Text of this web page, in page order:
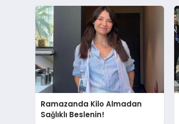
Ramazanda Kilo Almadan
Sağlıklı Beslenin!